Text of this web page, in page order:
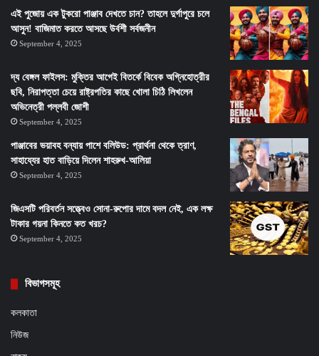
এই পুজোয় এক টুকরো পাঞ্জাব দেখতে চান? তাহলে দুর্গাপুরে চলে
আসুন! বাজিমাত করতে আসছে উর্বশী সর্বজনীন
September 4, 2025
দ্য বেঙ্গল ফাইলস: মুক্তির আগেই বিতর্কে বিবেক অগ্নিহোত্রীর
ছবি, নিরাপত্তা চেয়ে রাষ্ট্রপতির কাছে খোলা চিঠি লিখলেন
অভিনেত্রী পল্লবী জোশী
September 4, 2025
পাঞ্জাবের ভয়াবহ বন্যায় পাশে বলিউড: প্রার্থনা থেকে ত্রাণ,
সাহায্যের হাত বাড়িয়ে দিলেন শাহরুখ-আলিয়া
September 4, 2025
জিএসটি পরিবর্তন সত্ত্বেও সোনা-রুপোর দামে বদল নেই, এক লক্ষ
টাকার গয়না কিনতে কত খরচ?
September 4, 2025
বিভাগসমূহ
কলকাতা
নিউজ